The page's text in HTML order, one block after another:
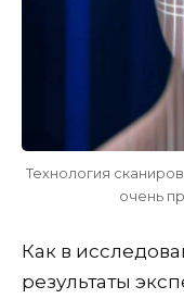
Технология
очень
Как в
результаты